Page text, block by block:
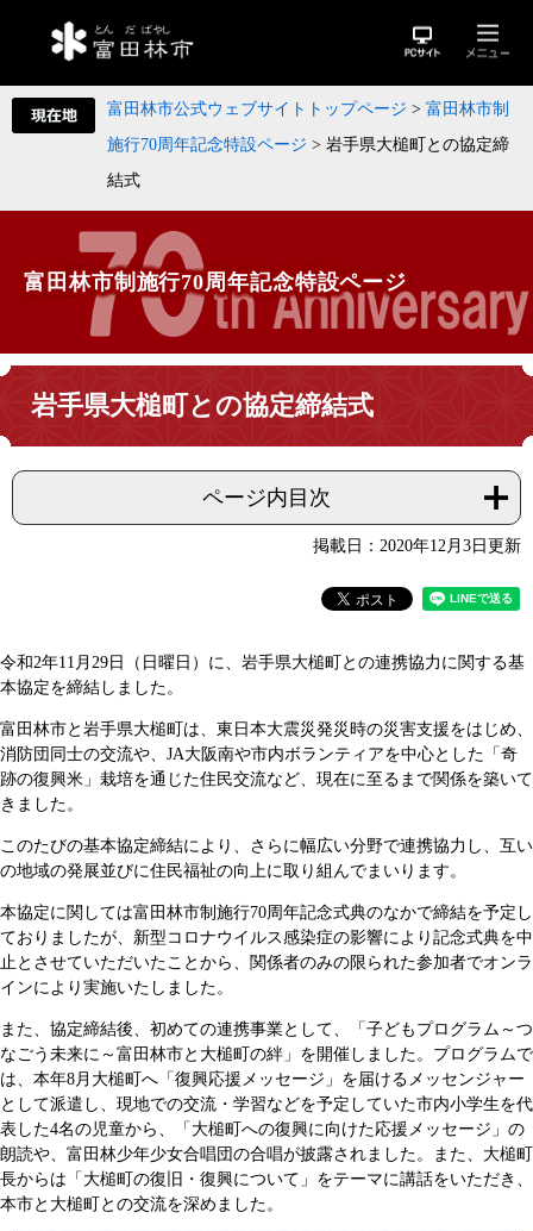
富田林市公式ウェブサイトトップページ > 富田林市制
施行70周年記念特設ページ > 岩手県大槌町との協定締
結式
富田林市制施行70周年記念特設ページ
岩手県大槌町との協定締結式
ページ内目次
掲載日：2020年12月3日更新
令和2年11月29日（日曜日）に、岩手県大槌町との連携協力に関する基
本協定を締結しました。
富田林市と岩手県大槌町は、東日本大震災発災時の災害支援をはじめ、
消防団同士の交流や、JA大阪南や市内ボランティアを中心とした「奇
跡の復興米」栽培を通じた住民交流など、現在に至るまで関係を築いて
きました。
このたびの基本協定締結により、さらに幅広い分野で連携協力し、互い
の地域の発展並びに住民福祉の向上に取り組んでまいります。
本協定に関しては富田林市制施行70周年記念式典のなかで締結を予定し
ておりましたが、新型コロナウイルス感染症の影響により記念式典を中
止とさせていただいたことから、関係者のみの限られた参加者でオンラ
インにより実施いたしました。
また、協定締結後、初めての連携事業として、「子どもプログラム～つ
なごう未来に～富田林市と大槌町の絆」を開催しました。プログラムで
は、本年8月大槌町へ「復興応援メッセージ」を届けるメッセンジャー
として派遣し、現地での交流・学習などを予定していた市内小学生を代
表した4名の児童から、「大槌町への復興に向けた応援メッセージ」の
朗読や、富田林少年少女合唱団の合唱が披露されました。また、大槌町
長からは「大槌町の復旧・復興について」をテーマに講話をいただき、
本市と大槌町との交流を深めました。